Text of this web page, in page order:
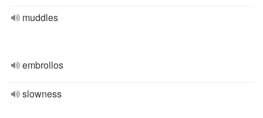
muddles
embrollos
slowness